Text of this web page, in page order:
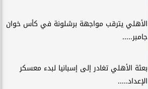
الأهلي يترقب مواجهة برشلونة في كأس خوان
جامبر.....
بعثة الأهلي تغادر إلى إسبانيا لبدء معسكر
الإعداد.....